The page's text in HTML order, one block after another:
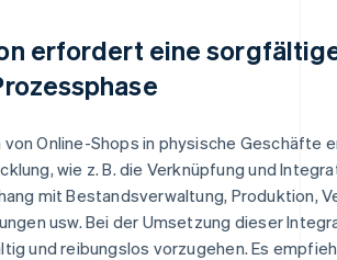
erfordert eine
von Online-Shops in physische Geschäfte
wie z. B. die Verknüpfung und
mit Bestandsverwaltung, Produktion,
usw. Bei der Umsetzung dieser
und reibungslos vorzugehen. Es